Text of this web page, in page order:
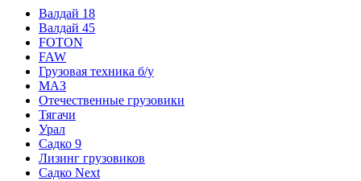
Валдай 18
Валдай 45
FOTON
FAW
Грузовая техника б/у
МАЗ
Отечественные грузовики
Тягачи
Урал
Садко 9
Лизинг грузовиков
Садко Next